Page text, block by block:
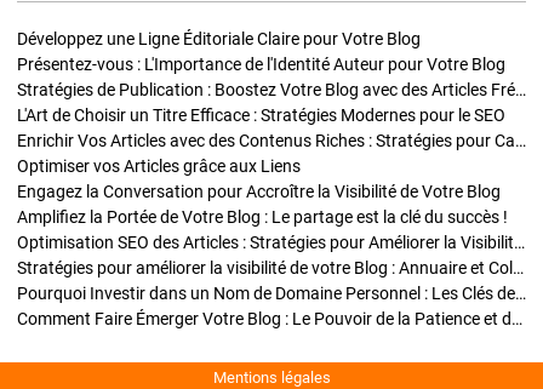
Développez une Ligne Éditoriale Claire pour Votre Blog
Présentez-vous : L'Importance de l'Identité Auteur pour Votre Blog
Stratégies de Publication : Boostez Votre Blog avec des Articles Fréquents et Exclusifs
L'Art de Choisir un Titre Efficace : Stratégies Modernes pour le SEO
Enrichir Vos Articles avec des Contenus Riches : Stratégies pour Captiver et Optimiser
Optimiser vos Articles grâce aux Liens
Engagez la Conversation pour Accroître la Visibilité de Votre Blog
Amplifiez la Portée de Votre Blog : Le partage est la clé du succès !
Optimisation SEO des Articles : Stratégies pour Améliorer la Visibilité de Votre Blog
Stratégies pour améliorer la visibilité de votre Blog : Annuaire et Collaborations
Pourquoi Investir dans un Nom de Domaine Personnel : Les Clés de la Réussite de Votre Blog
Comment Faire Émerger Votre Blog : Le Pouvoir de la Patience et de la Persévérance
Mentions légales